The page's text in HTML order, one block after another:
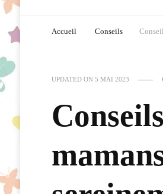
Accueil Conseils
UPDATED ON 5 MAI 2023